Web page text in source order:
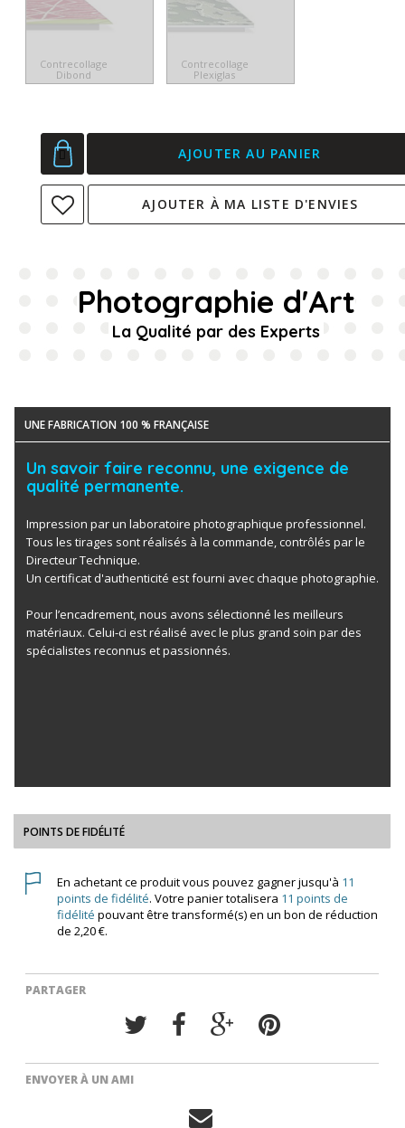
Contrecollage
Dibond
Contrecollage
Plexiglas
AJOUTER AU PANIER
AJOUTER À MA LISTE D'ENVIES
Photographie d'Art
La Qualité par des Experts
UNE FABRICATION 100 % FRANÇAISE
Un savoir faire reconnu, une exigence de
qualité permanente.
Impression par un laboratoire photographique professionnel.
Tous les tirages sont réalisés à la commande, contrôlés par le
Directeur Technique.
Un certificat d'authenticité est fourni avec chaque photographie.
Pour l’encadrement, nous avons sélectionné les meilleurs
matériaux. Celui-ci est réalisé avec le plus grand soin par des
spécialistes reconnus et passionnés.
POINTS DE FIDÉLITÉ
En achetant ce produit vous pouvez gagner jusqu'à 11
points de fidélité. Votre panier totalisera 11 points de
fidélité pouvant être transformé(s) en un bon de réduction
de 2,20 €.
PARTAGER
ENVOYER À UN AMI